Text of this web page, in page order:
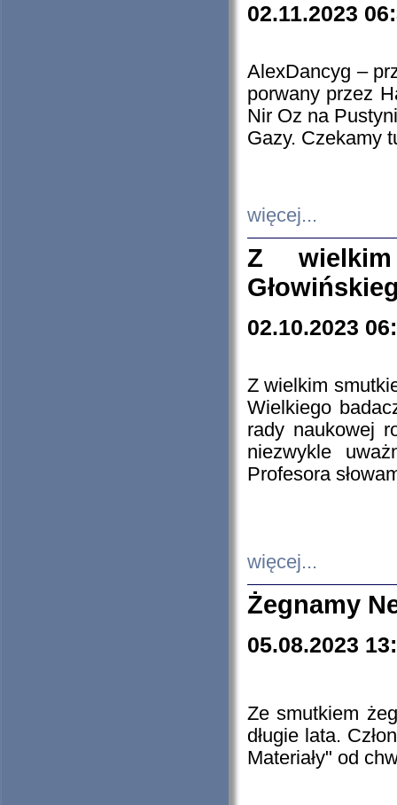
02.11.2023
AlexDancyg –
porwany przez
Nir Oz na
Gazy. Czekamy
więcej...
Z
02.10.2023
Z wielkim
Wielkiego
rady naukowej
niezwykle
Profesora
więcej...
Żegnamy
05.08.2023
Ze smutkiem
długie lata.
Materiały" od